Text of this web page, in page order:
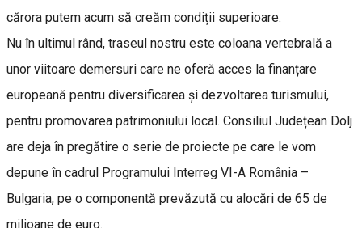
cărora putem acum să creăm condiții superioare.
Nu în ultimul rând, traseul nostru este coloana vertebrală a
unor viitoare demersuri care ne oferă acces la finanțare
europeană pentru diversificarea și dezvoltarea turismului,
pentru promovarea patrimoniului local. Consiliul Județean Dolj
are deja în pregătire o serie de proiecte pe care le vom
depune în cadrul Programului Interreg VI-A România –
Bulgaria, pe o componentă prevăzută cu alocări de 65 de
milioane de euro.